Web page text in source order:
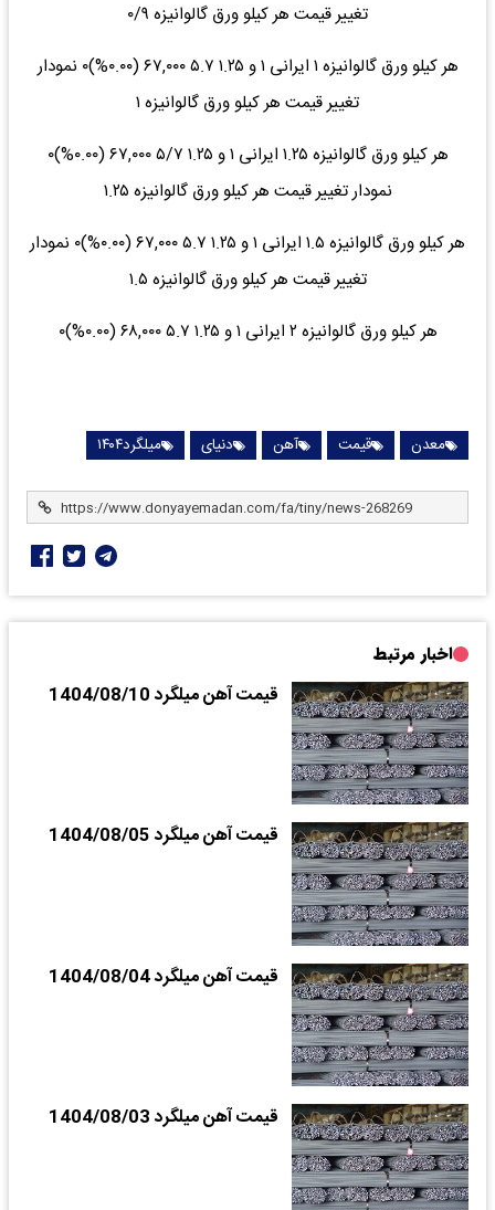
تغییر قیمت هر کیلو ورق گالوانیزه ۰/۹
هر کیلو ورق گالوانیزه ۱ ایرانی ۱ و ۱.۲۵ ۵.۷ ۶۷,۰۰۰ (۰.۰۰%)۰ نمودار
تغییر قیمت هر کیلو ورق گالوانیزه ۱
هر کیلو ورق گالوانیزه ۱.۲۵ ایرانی ۱ و ۱.۲۵ ۵/۷ ۶۷,۰۰۰ (۰.۰۰%)۰
نمودار تغییر قیمت هر کیلو ورق گالوانیزه ۱.۲۵
هر کیلو ورق گالوانیزه ۱.۵ ایرانی ۱ و ۱.۲۵ ۵.۷ ۶۷,۰۰۰ (۰.۰۰%)۰ نمودار
تغییر قیمت هر کیلو ورق گالوانیزه ۱.۵
هر کیلو ورق گالوانیزه ۲ ایرانی ۱ و ۱.۲۵ ۵.۷ ۶۸,۰۰۰ (۰.۰۰%)۰
معدن قیمت آهن دنیای میلگرد۱۴۰۴
اخبار مرتبط
قیمت آهن میلگرد 1404/08/10
قیمت آهن میلگرد 1404/08/05
قیمت آهن میلگرد 1404/08/04
قیمت آهن میلگرد 1404/08/03